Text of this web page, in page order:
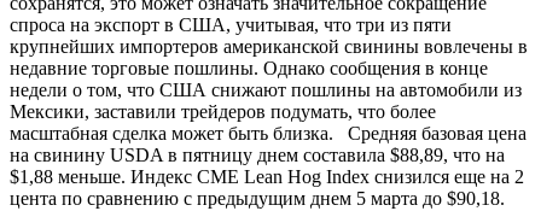
спроса на экспорт в США, учитывая, что три из пяти
крупнейших импортеров американской свинины вовлечены в
недавние торговые пошлины. Однако сообщения в конце
недели о том, что США снижают пошлины на автомобили из
Мексики, заставили трейдеров подумать, что более
масштабная сделка может быть близка. Средняя базовая цена
на свинину USDA в пятницу днем ​​составила $88,89, что на
$1,88 меньше. Индекс CME Lean Hog ​​Index снизился еще на 2
цента по сравнению с предыдущим днем ​​5 марта до $90,18.